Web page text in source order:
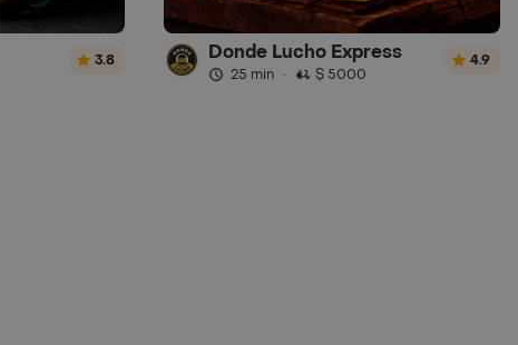
3.8 Donde Lucho Express
25 min · $ 5000
4.9